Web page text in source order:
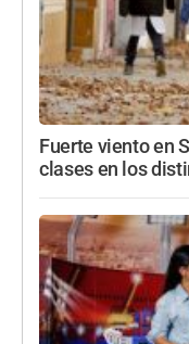
Fuerte viento en
clases en los